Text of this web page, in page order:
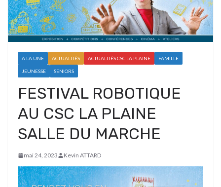
A LA UNE ACTUALITÉS ACTUALITÉS CSC LA PLAINE FAMILLE
JEUNESSE SENIORS
FESTIVAL ROBOTIQUE
AU CSC LA PLAINE
SALLE DU MARCHE
mai 24, 2023 Kevin ATTARD